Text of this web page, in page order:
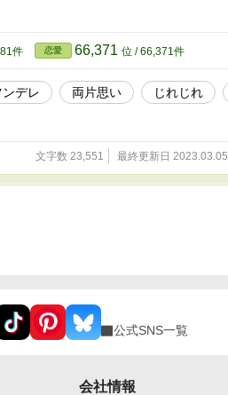
件 恋愛 66,371 位 / 66,371件
ンデレ 両片思い じれじれ
文字数 23,551 最終更新日 2023.03.05
公式SNS一覧
会社情報